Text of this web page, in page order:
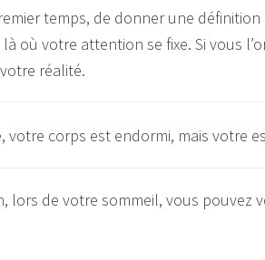
temps, de donner une
où votre attention se fixe. Si vous
réalité.
lors de votre sommeil, vous pouvez